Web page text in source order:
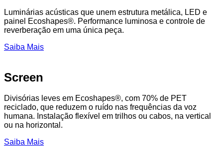
Luminárias acústicas que unem estrutura metálica, LED e
painel Ecoshapes®. Performance luminosa e controle de
reverberação em uma única peça.
Saiba Mais
Screen
Divisórias leves em Ecoshapes®, com 70% de PET
reciclado, que reduzem o ruído nas frequências da voz
humana. Instalação flexível em trilhos ou cabos, na vertical
ou na horizontal.
Saiba Mais